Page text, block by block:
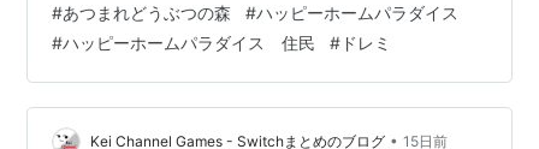
りを進めています。 今回の業務報告では、 自分にとって
難しく感じるテーマへの取りかかり方。 別荘をつくる場
所にＦ－１を選択した理由。 完成後に感じた改善点。 な
どを紹介します。 今回、指定された家具は以下のもの
で、配置はこのようになりました。 グランドピアノ（室
#あつまれどうぶつの森 #ハッピーホームパラダイス
#ハッピーホームパラダイス 住民 # ドレミ
Kei Channel Games - Switchまとめのブログ • 15日前